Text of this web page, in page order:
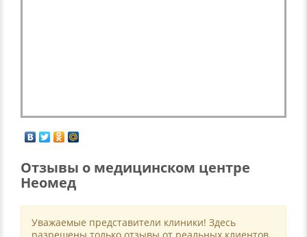
Отзывы о медицинском центре
Неомед
Уважаемые представители клиники! Здесь